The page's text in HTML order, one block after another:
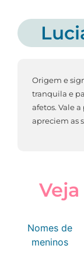
Origem e
tranquila e
afetos. Vale
apreciem as
Nomes de
meninos